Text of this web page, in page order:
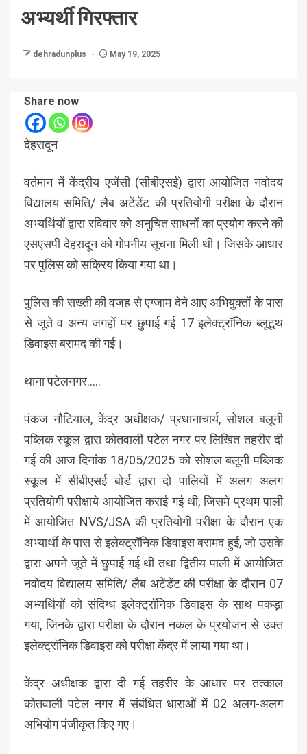
अभ्यर्थी गिरफ्तार
dehradunplus May 19, 2025
Share now
देहरादून
वर्तमान में केंद्रीय एजेंसी (सीबीएसई) द्वारा आयोजित नवोदय
विद्यालय समिति/ लैब अटेंडेंट की प्रतियोगी परीक्षा के दौरान
अभ्यर्थियों द्वारा रविवार को अनुचित साधनों का प्रयोग करने की
एसएसपी देहरादून को गोपनीय सूचना मिली थी। जिसके आधार
पर पुलिस को सक्रिय किया गया था।
पुलिस की सख्ती की वजह से एग्जाम देने आए अभियुक्तों के पास
से जूते व अन्य जगहों पर छुपाई गई 17 इलेक्ट्रॉनिक ब्लूटूथ
डिवाइस बरामद की गई।
थाना पटेलनगर…..
पंकज नौटियाल, केंद्र अधीक्षक/ प्रधानाचार्य, सोशल बलूनी
पब्लिक स्कूल द्वारा कोतवाली पटेल नगर पर लिखित तहरीर दी
गई की आज दिनांक 18/05/2025 को सोशल बलूनी पब्लिक
स्कूल में सीबीएसई बोर्ड द्वारा दो पालियों में अलग अलग
प्रतियोगी परीक्षाये आयोजित कराई गई थी, जिसमे प्रथम पाली
में आयोजित NVS/JSA की प्रतियोगी परीक्षा के दौरान एक
अभ्यार्थी के पास से इलेक्ट्रॉनिक डिवाइस बरामद हुई, जो उसके
द्वारा अपने जूते में छुपाई गई थी तथा द्वितीय पाली में आयोजित
नवोदय विद्यालय समिति/ लैब अटेंडेंट की परीक्षा के दौरान 07
अभ्यर्थियों को संदिग्ध इलेक्ट्रॉनिक डिवाइस के साथ पकड़ा
गया, जिनके द्वारा परीक्षा के दौरान नकल के प्रयोजन से उक्त
इलेक्ट्रॉनिक डिवाइस को परीक्षा केंद्र में लाया गया था।
केंद्र अधीक्षक द्वारा दी गई तहरीर के आधार पर तत्काल
कोतवाली पटेल नगर में संबंधित धाराओं में 02 अलग-अलग
अभियोग पंजीकृत किए गए।